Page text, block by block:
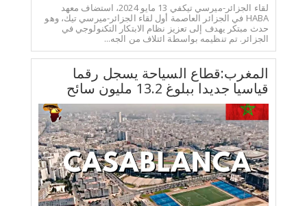
لقاء الجزائر-ميرسي تيكفي 13 مايو 2024، استضاف معهد
HABA في الجزائر العاصمة أول لقاء الجزائر-ميرسي تيك، وهو
حدث مبتكر يهدف إلى تعزيز نظام الابتكار التكنولوجي في
الجزائر. تم تنظيمه بواسطة ائتلاف من الجه...
المغرب:قطاع السياحة يسجل رقما
قياسيا جديدا ببلوغ 13.2 مليون سائح